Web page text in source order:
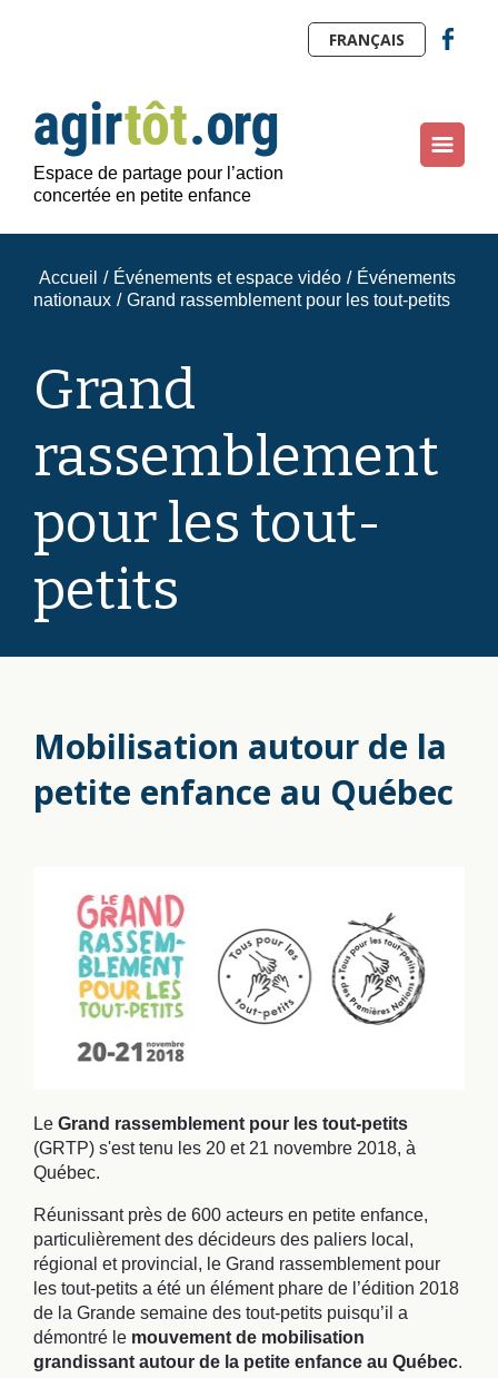
Espace de partage pour l’action
concertée en petite enfance
FRANÇAIS
Accueil / Événements et espace vidéo / Événements
nationaux / Grand rassemblement pour les tout-petits
Grand
rassemblement
pour les tout-
petits
Mobilisation autour de la
petite enfance au Québec
Le Grand rassemblement pour les tout-petits
(GRTP) s'est tenu les 20 et 21 novembre 2018, à
Québec.
Réunissant près de 600 acteurs en petite enfance,
particulièrement des décideurs des paliers local,
régional et provincial, le Grand rassemblement pour
les tout-petits a été un élément phare de l’édition 2018
de la Grande semaine des tout-petits puisqu’il a
démontré le mouvement de mobilisation
grandissant autour de la petite enfance au Québec.